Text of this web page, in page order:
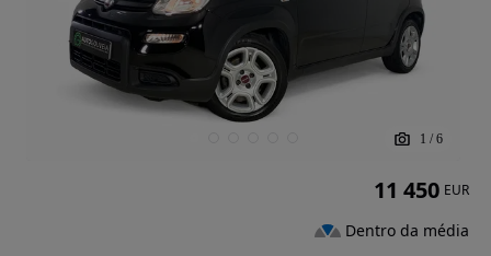
1 / 6
11 450 EUR
Dentro da média